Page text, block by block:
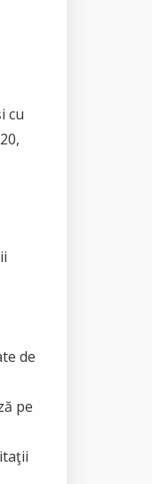
cu
de
pe